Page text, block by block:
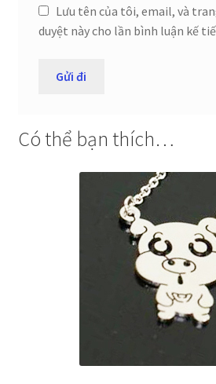
Lưu tên của tôi, email, và
duyệt này cho lần bình luận kế
Có thể bạn thích…